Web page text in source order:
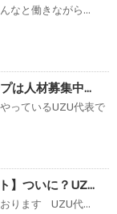
なと働きながら...
は人材募集中...
っているUZU代表で
】ついに？UZ...
ります UZU代...